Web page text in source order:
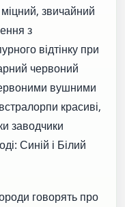
звичайний
з
відтінку при
червоний
вушними
красиві,
заводчики
Синій і Білий
говорять про